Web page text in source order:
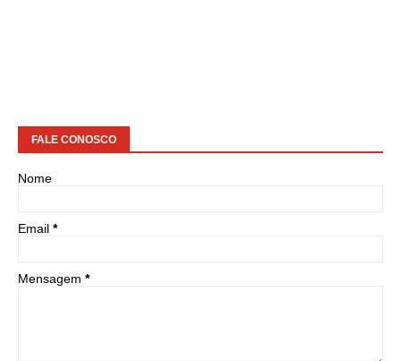
FALE CONOSCO
Nome
Email *
Mensagem *